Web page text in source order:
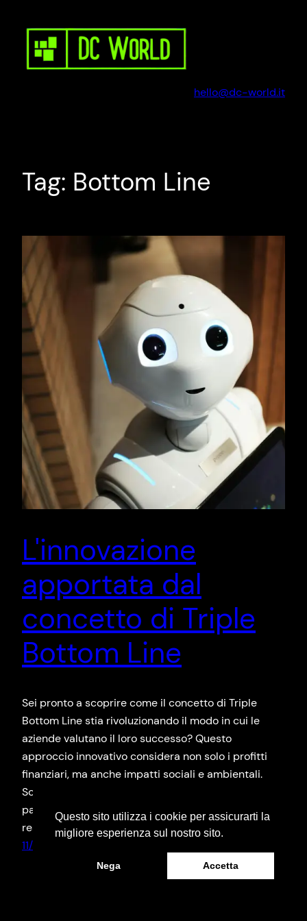
contenuto
hello@dc-world.it
Tag: Bottom Line
L'innovazione
apportata dal
concetto di Triple
Bottom Line
Sei pronto a scoprire come il concetto di Triple
Bottom Line stia rivoluzionando il modo in cui le
aziende valutano il loro successo? Questo
approccio innovativo considera non solo i profitti
finanziari, ma anche impatti sociali e ambientali.
Scoprirai come questo concetto sta cambiando il
panorama aziendale, incoraggiando una maggiore
responsabilità e sostenibilità. Resta con…
11/07/2024
Questo sito utilizza i cookie per assicurarti la
migliore esperienza sul nostro sito.
Nega Accetta